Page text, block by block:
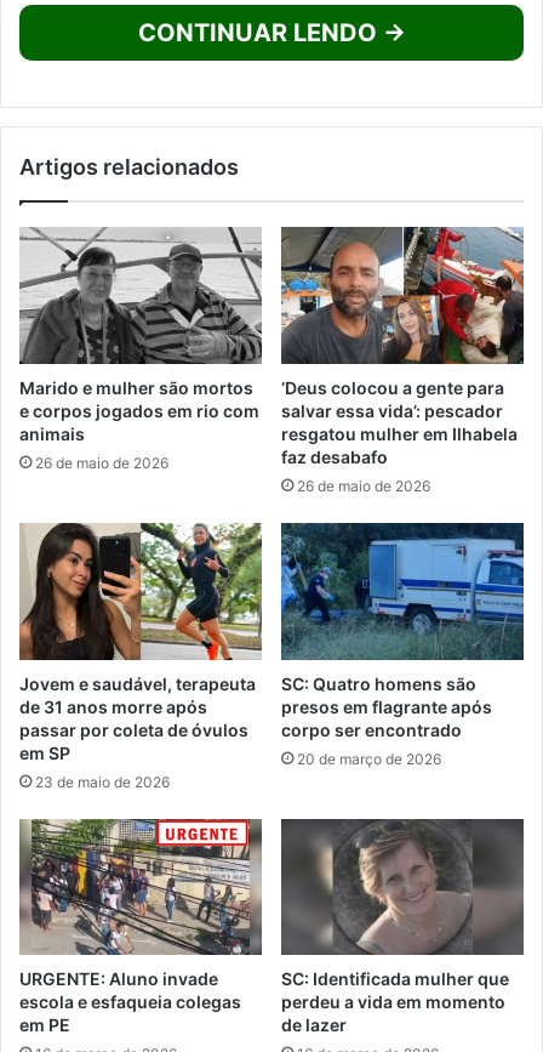
CONTINUAR LENDO →
Artigos relacionados
Marido e mulher são mortos
e corpos jogados em rio com
animais
26 de maio de 2026
‘Deus colocou a gente para
salvar essa vida’: pescador
resgatou mulher em Ilhabela
faz desabafo
26 de maio de 2026
Jovem e saudável, terapeuta
de 31 anos morre após
passar por coleta de óvulos
em SP
23 de maio de 2026
SC: Quatro homens são
presos em flagrante após
corpo ser encontrado
20 de março de 2026
URGENTE: Aluno invade
escola e esfaqueia colegas
em PE
SC: Identificada mulher que
perdeu a vida em momento
de lazer